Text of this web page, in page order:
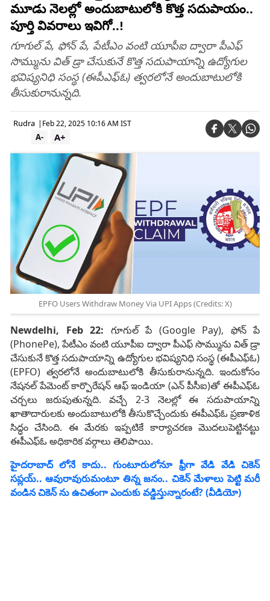
మూడు నెలల్లో అందుబాటులోకి కొత్త సదుపాయం..
పూర్తి వివరాలు ఇవిగో..!
గూగుల్ పే, ఫోన్ పే, పేటీఎం వంటి యూపీఐ ద్వారా పీఎఫ్‌
సొమ్మును విత్‌ డ్రా చేసుకునే కొత్త సదుపాయాన్ని ఉద్యోగుల
భవిష్యనిధి సంస్థ (ఈపీఎఫ్‌ఓ) త్వరలోనే అందుబాటులోకి
తీసుకురానున్నది.
Rudra | Feb 22, 2025 10:16 AM IST
A+
A-
EPFO Users Withdraw Money Via UPI Apps (Credits: X)
Newdelhi, Feb 22: గూగుల్ పే (Google Pay), ఫోన్ పే
(PhonePe), పేటీఎం వంటి యూపీఐ ద్వారా పీఎఫ్‌ సొమ్మును విత్‌ డ్రా
చేసుకునే కొత్త సదుపాయాన్ని ఉద్యోగుల భవిష్యనిధి సంస్థ (ఈపీఎఫ్‌ఓ)
(EPFO) త్వరలోనే అందుబాటులోకి తీసుకురానున్నది. ఇందుకోసం
నేషనల్‌ పేమెంట్‌ కార్పొరేషన్‌ ఆఫ్‌ ఇండియా (ఎన్‌ పీసీఐ)తో ఈపీఎఫ్‌ఓ
చర్చలు జరుపుతున్నది. వచ్చే 2-3 నెలల్లో ఈ సదుపాయాన్ని
ఖాతాదారులకు అందుబాటులోకి తీసుకొచ్చేందుకు ఈపీఎఫ్‌ఓ ప్రణాళిక
సిద్ధం చేసింది. ఈ మేరకు ఇప్పటికే కార్యాచరణ మొదలుపెట్టినట్టు
ఈపీఎఫ్‌ఓ అధికారిక వర్గాలు తెలిపాయి.
హైదరాబాద్ లోనే కాదు.. గుంటూరులోనూ ఫ్రీగా వేడి వేడి చికెన్‌
సప్లయ్.. ఆవురావురుమంటూ తిన్న జనం.. చికెన్ మేళాలు పెట్టి మరీ
వండిన చికెన్ ను ఉచితంగా ఎందుకు వడ్డిస్తున్నారంటే? (వీడియో)